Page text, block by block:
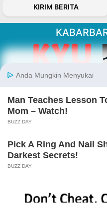
KIRIM BERITA
Kabarbaru.co
Follow